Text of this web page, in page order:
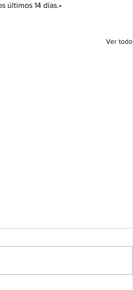
últimos 14 días.•
Ver todo